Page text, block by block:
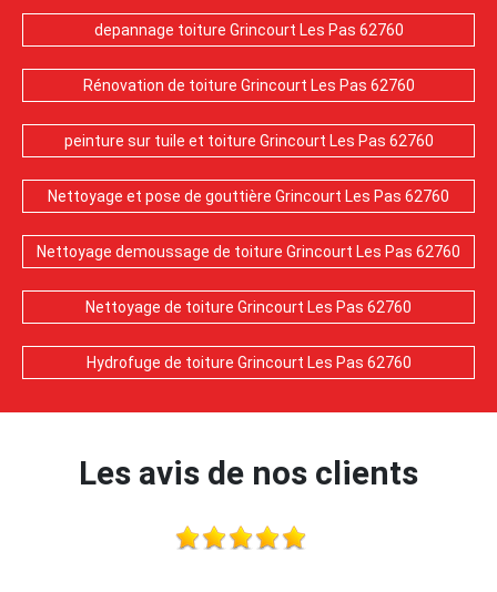
depannage toiture Grincourt Les Pas 62760
Rénovation de toiture Grincourt Les Pas 62760
peinture sur tuile et toiture Grincourt Les Pas 62760
Nettoyage et pose de gouttière Grincourt Les Pas 62760
Nettoyage demoussage de toiture Grincourt Les Pas 62760
Nettoyage de toiture Grincourt Les Pas 62760
Hydrofuge de toiture Grincourt Les Pas 62760
Les avis de nos clients